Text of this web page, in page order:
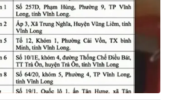
Bất động sản
Tấm lòng Việt
Vươn mình bằng AI